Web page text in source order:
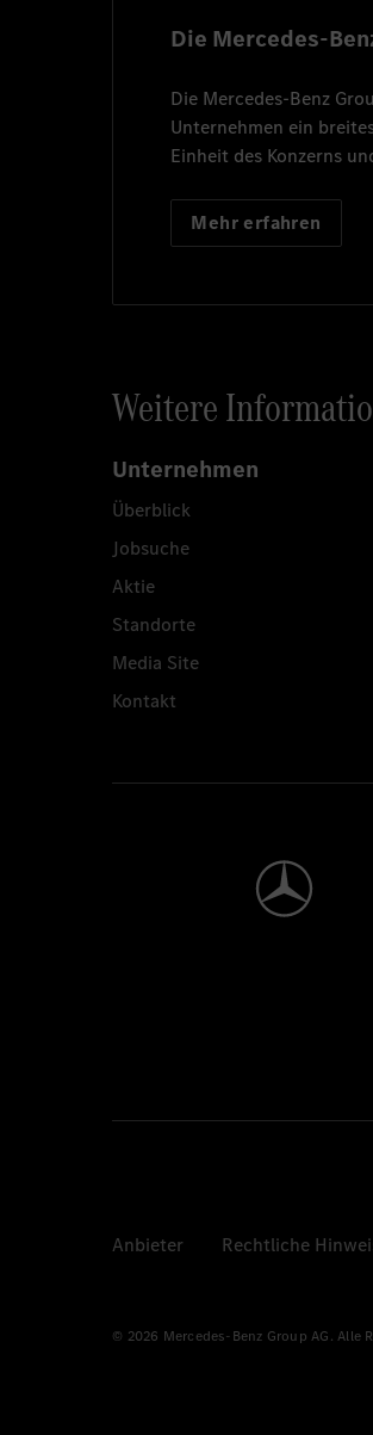
Die Mercedes-
Die Mercedes-Benz
Unternehmen ein
Einheit des Konzerns
Mehr erfahren
Weitere
Unternehmen
Überblick
Jobsuche
Aktie
Standorte
Media Site
Kontakt
Anbieter Rechtliche
© 2026 Mercedes-Benz Group AG. Alle